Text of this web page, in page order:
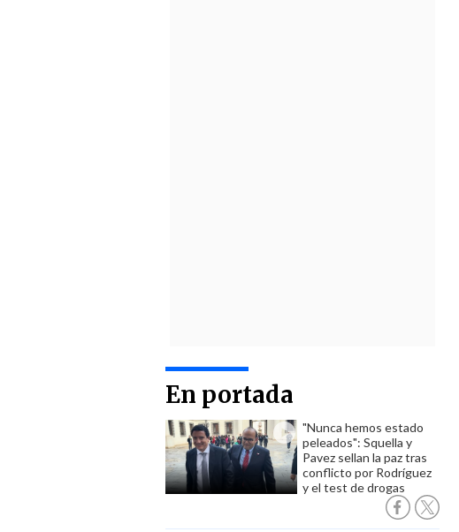
En portada
"Nunca hemos estado
peleados": Squella y
Pavez sellan la paz tras
conflicto por Rodríguez
y el test de drogas